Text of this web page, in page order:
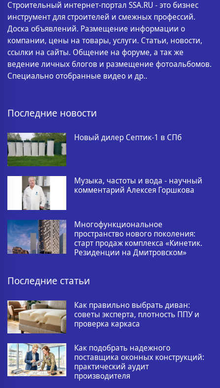
Строительный интернет-портал SSA.RU - это бизнес
инструмент для строителей и смежных профессий.
Доска объявлений. Размещение информации о
компании, цены на товары, услуги. Статьи, новости,
ссылки на сайты. Общение на форуме, а так же
ведение личных блогов и размещение фотоальбомов.
Специально отобранные видео и др..
Последние новости
Новый дилер Септик-1 в СПб
Музыка, частоты и вода - научный
комментарий Алексея Горшкова
Многофункциональное
пространство нового поколения:
старт продаж комплекса «Кинетик.
Резиденции на Дмитровском»
Последние статьи
Как правильно выбрать диван:
советы эксперта, плотность ППУ и
проверка каркаса
Как подобрать надежного
поставщика оконных конструкций:
практический аудит
производителя